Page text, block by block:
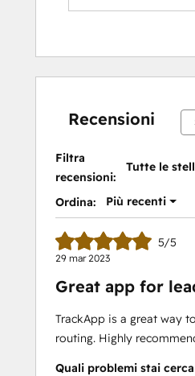
Recensioni
Filtra
recensioni:
Tutte le
Ordina: Più recenti
5/5
29 mar 2023
Great app for
TrackApp is a great way
routing. Highly
Quali problemi stai